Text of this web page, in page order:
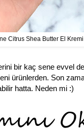
Citrus Shea Butter El Kremi
bir kaç sene evvel
ürünlerden. Son
hatta. Neden mi :)